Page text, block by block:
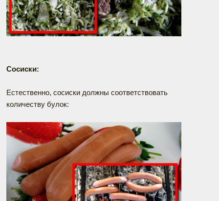
Сосиски:
Естественно, сосиски должны соответствовать
количеству булок: